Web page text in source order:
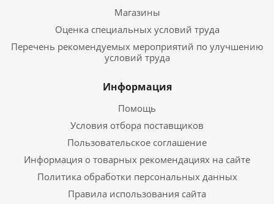
Магазины
Оценка специальных условий труда
Перечень рекомендуемых мероприятий по улучшению
условий труда
Информация
Помощь
Условия отбора поставщиков
Пользовательское соглашение
Информация о товарных рекомендациях на сайте
Политика обработки персональных данных
Правила использования сайта